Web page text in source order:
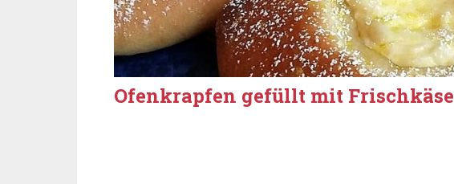
Ofenkrapfen gefüllt mit Frischkäse